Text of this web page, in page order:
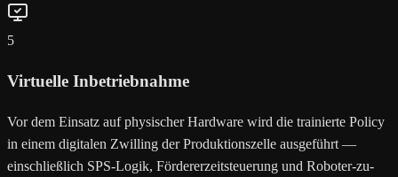
5
Virtuelle Inbetriebnahme
Vor dem Einsatz auf physischer Hardware wird die trainierte Policy
in einem digitalen Zwilling der Produktionszelle ausgeführt —
einschließlich SPS-Logik, Fördererzeit­steuerung und Roboter-zu-